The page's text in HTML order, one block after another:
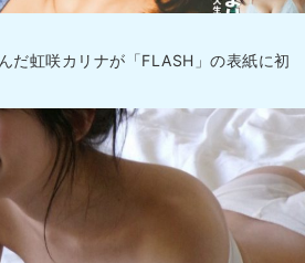
だ虹咲カリナが「FLASH」の表紙に初